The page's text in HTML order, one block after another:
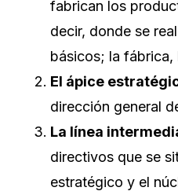
fabrican los
decir, donde se
básicos; la fábrica,
El ápice
dirección general
La línea
directivos que se
estratégico y el